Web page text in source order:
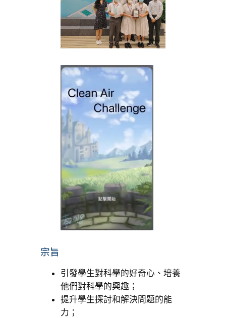
宗旨
引發學生對科學的好奇心、培養
他們對科學的興趣；
提升學生探討和解決問題的能
力；